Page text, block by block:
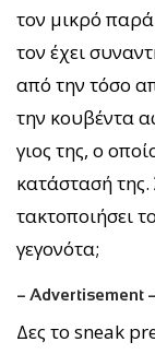
τον μικρό
τον έχει
από την τόσο
την κουβέντα
γιος της, ο
κατάστασή
τακτοποιήσει
γεγονότα;
– Advertisement –
Δες το sneak